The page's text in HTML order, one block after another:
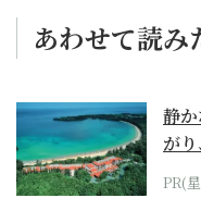
あわせて読み
静
が
ホ
PR(